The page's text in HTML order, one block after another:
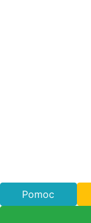
Pomoc